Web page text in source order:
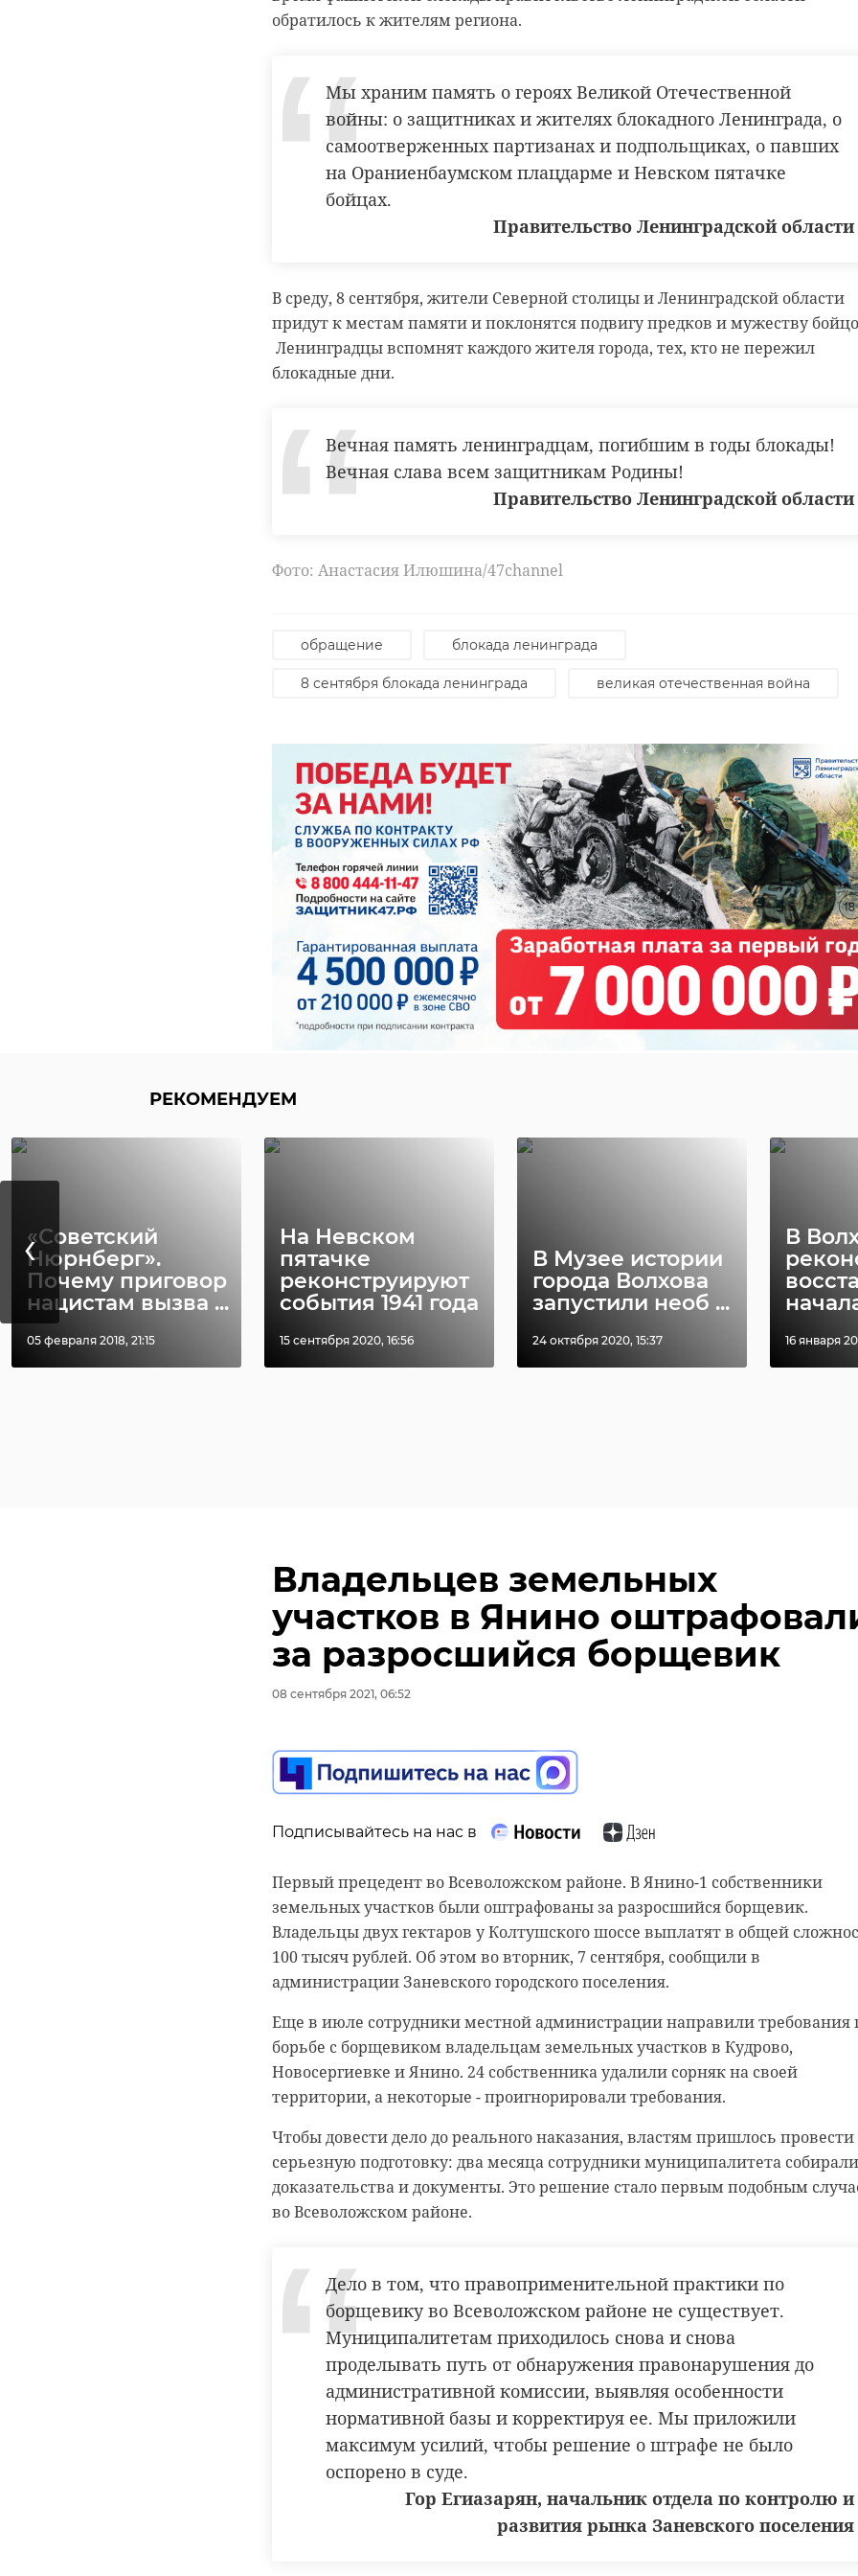
обратилось к жителям региона.
Мы храним память о героях Великой Отечественной
войны: о защитниках и жителях блокадного Ленинграда, о
самоотверженных партизанах и подпольщиках, о павших
на Ораниенбаумском плацдарме и Невском пятачке
бойцах.
Правительство Ленинградской области
В среду, 8 сентября, жители Северной столицы и Ленинградской области
придут к местам памяти и поклонятся подвигу предков и мужеству
Ленинградцы вспомнят каждого жителя города, тех, кто не пережил
блокадные дни.
Вечная память ленинградцам, погибшим в годы блокады!
Вечная слава всем защитникам Родины!
Правительство Ленинградской области
Фото: Анастасия Илюшина/47channel
обращение блокада ленинграда
8 сентября блокада ленинграда великая отечественная война
РЕКОМЕНДУЕМ
«Советский
Нюрнберг».
Почему приговор
нацистам вызва ...
05 февраля 2018, 21:15
На Невском
пятачке
реконструируют
события 1941 года
15 сентября 2020, 16:56
​​​​​​​В Музее истории
города Волхова
запустили необ ...
24 октября 2020, 15:37
В
16 января
‹
Владельцев земельных
участков в Янино
за разросшийся борщевик
08 сентября 2021, 06:52
Подписывайтесь на нас в
Первый прецедент во Всеволожском районе. В Янино-1 собственники
земельных участков были оштрафованы за разросшийся борщевик.
Владельцы двух гектаров у Колтушского шоссе выплатят в общей
100 тысяч рублей. Об этом во вторник, 7 сентября, сообщили в
администрации Заневского городского поселения.
Еще в июле сотрудники местной администрации направили требования
борьбе с борщевиком владельцам земельных участков в Кудрово,
Новосергиевке и Янино. 24 собственника удалили сорняк на своей
территории, а некоторые - проигнорировали требования.
Чтобы довести дело до реального наказания, властям пришлось провести
серьезную подготовку: два месяца сотрудники муниципалитета собирали
доказательства и документы. Это решение стало первым подобным
во Всеволожском районе.
Дело в том, что правоприменительной практики по
борщевику во Всеволожском районе не существует.
Муниципалитетам приходилось снова и снова
проделывать путь от обнаружения правонарушения до
административной комиссии, выявляя особенности
нормативной базы и корректируя ее. Мы приложили
максимум усилий, чтобы решение о штрафе не было
оспорено в суде.
Гор Егиазарян, начальник отдела по контролю и
развития рынка Заневского поселения
аварийных домов вышло на финишную прямую, сейчас
идет отделка в жилых помещениях. Мы очень
выдавать ключи первым переселенцам.
Игорь Отс, глава администрации Дружногорского
городского поселения
Фото: Администрация Гатчинского района
расселение аварийного жилья строительство